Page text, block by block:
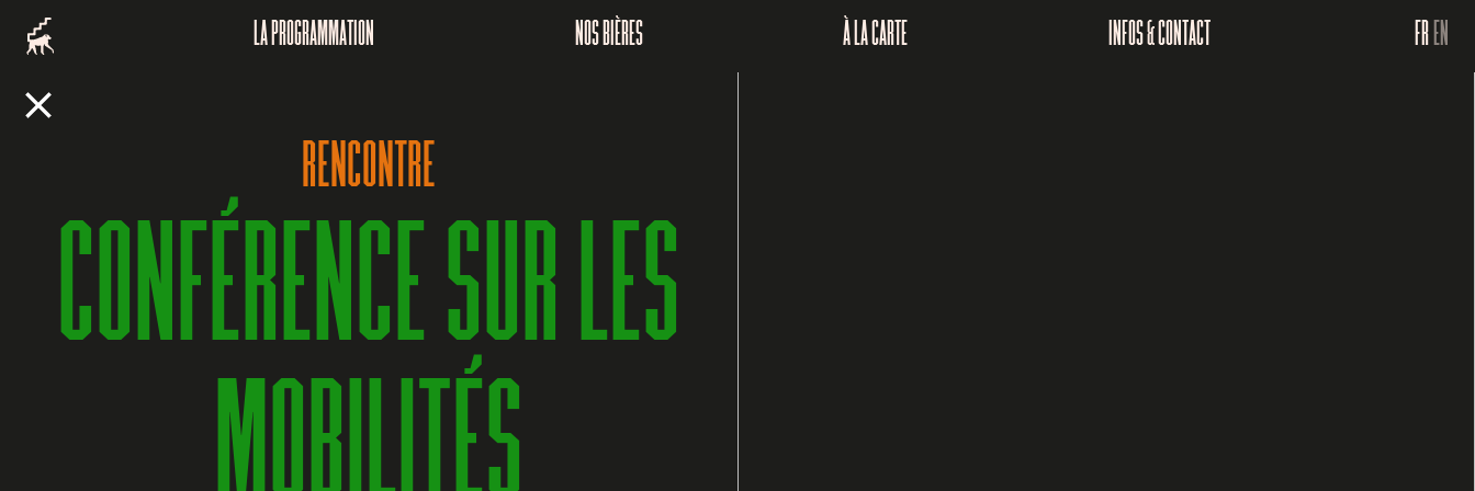
LA PROGRAMMATION NOS BIÈRES À LA CARTE INFOS & CONTACT FR EN
RENCONTRE
CONFÉRENCE SUR LES
MOBILITÉS